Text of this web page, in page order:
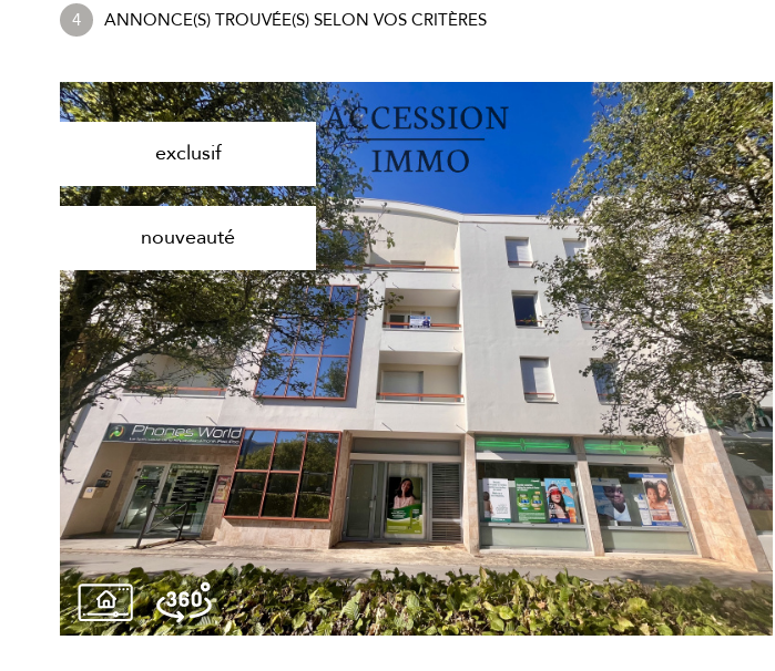
4 ANNONCE(S) TROUVÉE(S) SELON VOS CRITÈRES
exclusif
nouveauté
voir le
bien